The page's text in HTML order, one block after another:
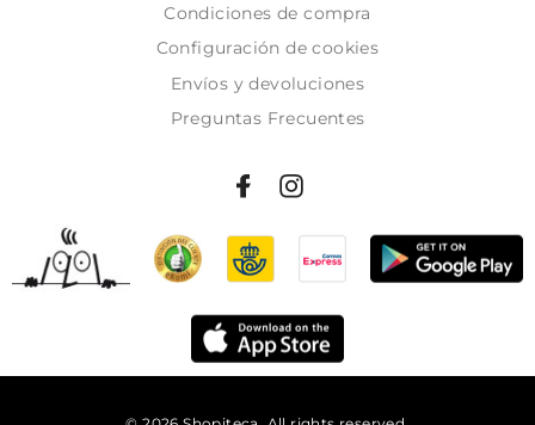
Condiciones de compra
Configuración de cookies
Envíos y devoluciones
Preguntas Frecuentes